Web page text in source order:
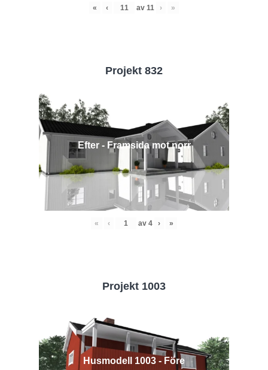
« ‹ av 11 › »
Projekt 832
Efter - Framsida mot norr
« ‹ av 4 › »
Projekt 1003
Husmodell 1003 - Före